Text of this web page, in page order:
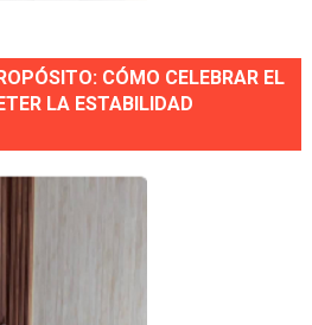
CÓMO CELEBRAR EL
LA ESTABILIDAD